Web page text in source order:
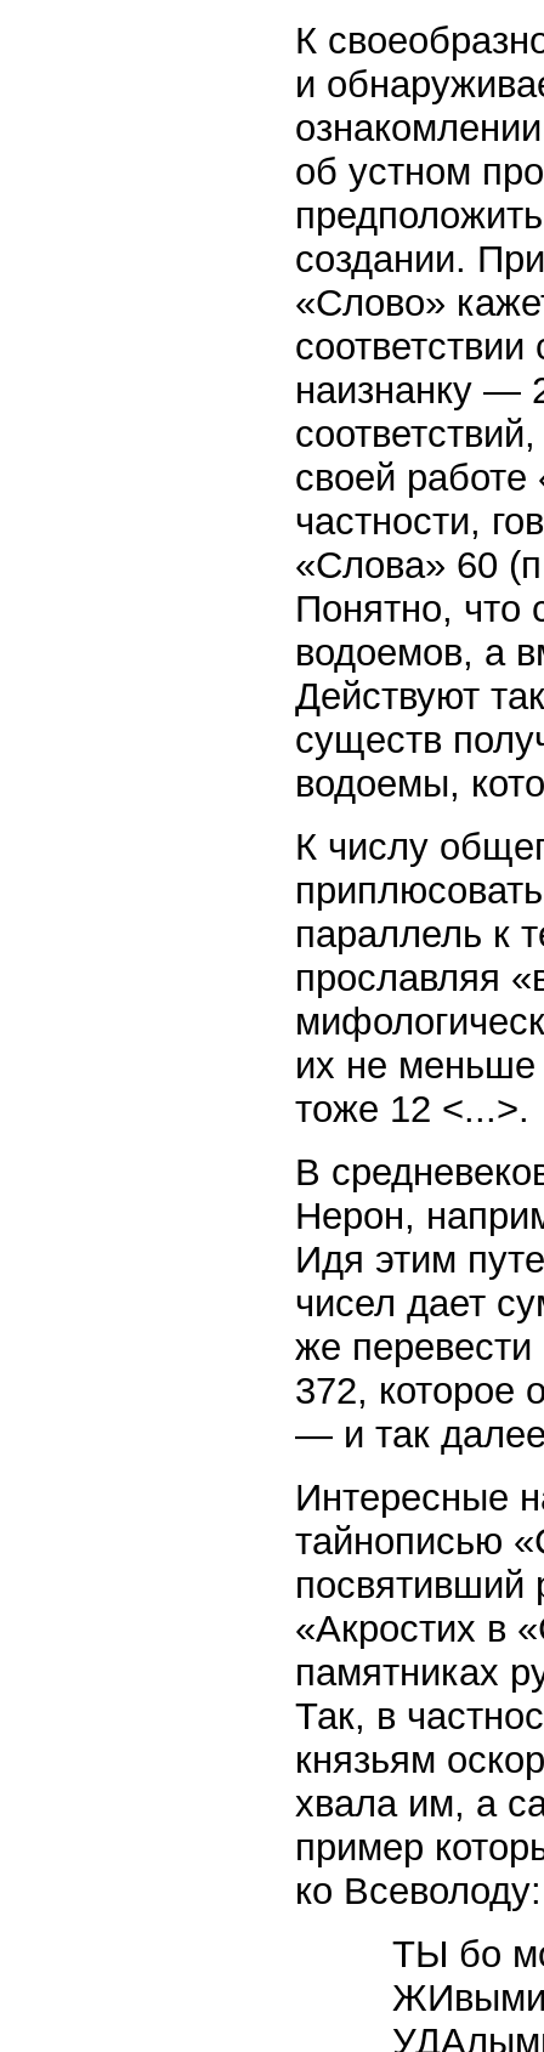
К
и
об устном
создании.
«Слово»
наизнанку —
своей
частности,
«Слова» 60
Понятно, что
водоемов, а
Действуют
существ
водоемы,
К числу
параллель к
прославляя
их не меньше
тоже 12 <...>.
В
Нерон,
Идя этим
чисел дает
же
372, которое
— и так
Интересные
тайнописью
посвятивший
«Акростих в
памятниках
Так, в
князьям
хвала им, а
пример
ко Всеволоду:
ТЫ бо
ЖИвыми